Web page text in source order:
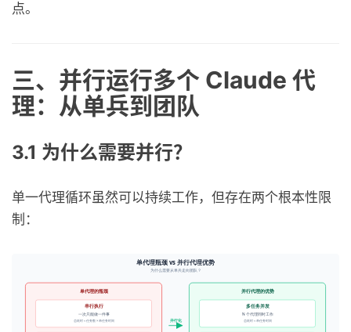
点。
三、并行运行多个 Claude 代
理：从单兵到团队
3.1 为什么需要并行？
单一代理循环虽然可以持续工作，但存在两个根本性限
制：